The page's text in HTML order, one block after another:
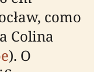
como
Colina
). O